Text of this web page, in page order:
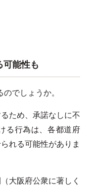
能性も
でしょうか。
ため、承諾なしに不
る行為は、各都道府
れる可能性がありま
大阪府公衆に著しく